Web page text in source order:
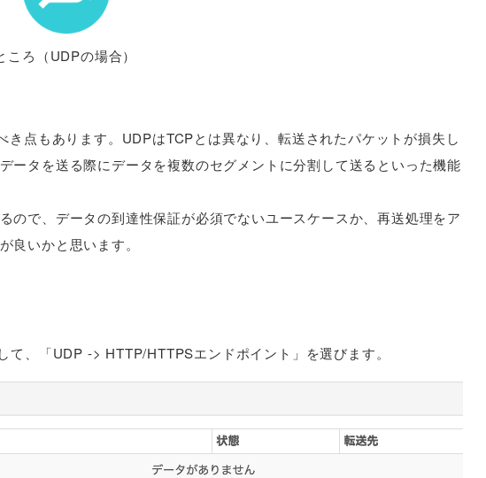
ろ（UDPの場合）
点もあります。UDPはTCPとは異なり、転送されたパケットが損失し
ータを送る際にデータを複数のセグメントに分割して送るといった機能
ので、データの到達性保証が必須でないユースケースか、再送処理をア
良いかと思います。
、「UDP -> HTTP/HTTPSエンドポイント」を選びます。